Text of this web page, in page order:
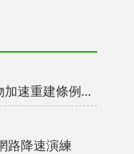
【推廣】《都市危險及老舊建築物加速重建條例》及《都市更新條例》修正草案
路降速演練